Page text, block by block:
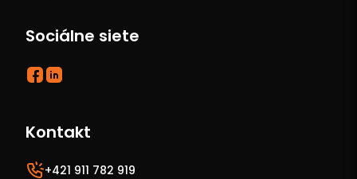
Sociálne siete
Kontakt
+421 911 782 919